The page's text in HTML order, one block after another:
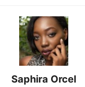
Saphira Orcel